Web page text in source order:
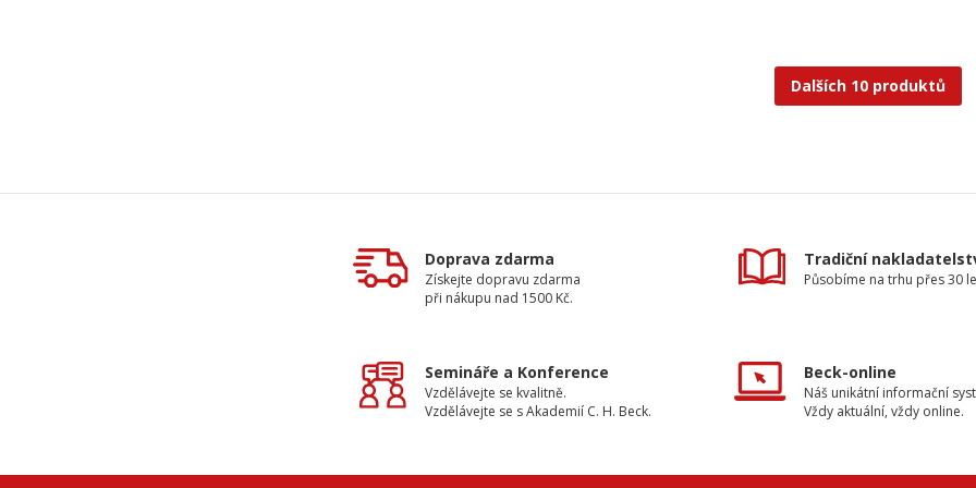
Dalších 10 produktů
Doprava zdarma
Získejte dopravu zdarma
při nákupu nad 1500 Kč.
Tradiční
Působíme na trhu přes 30
Semináře a Konference
Vzdělávejte se kvalitně.
Vzdělávejte se s Akademií C. H. Beck.
Beck-online
Náš unikátní informační
Vždy aktuální, vždy online.